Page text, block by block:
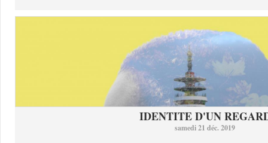
IDENTITE D'UN
samedi 21 déc. 2019